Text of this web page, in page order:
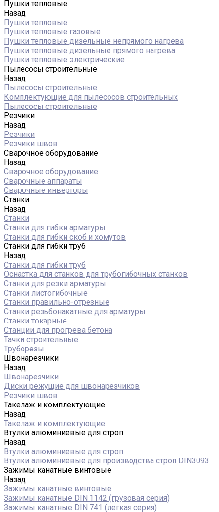
Пушки тепловые
Назад
Пушки тепловые
Пушки тепловые газовые
Пушки тепловые дизельные непрямого нагрева
Пушки тепловые дизельные прямого нагрева
Пушки тепловые электрические
Пылесосы строительные
Назад
Пылесосы строительные
Комплектующие для пылесосов строительных
Пылесосы строительные
Резчики
Назад
Резчики
Резчики швов
Сварочное оборудование
Назад
Сварочное оборудование
Сварочные аппараты
Сварочные инверторы
Станки
Назад
Станки
Станки для гибки арматуры
Станки для гибки скоб и хомутов
Станки для гибки труб
Назад
Станки для гибки труб
Оснастка для станков для трубогибочных станков
Станки для резки арматуры
Станки листогибочные
Станки правильно-отрезные
Станки резьбонакатные для арматуры
Станки токарные
Станции для прогрева бетона
Тачки строительные
Труборезы
Швонарезчики
Назад
Швонарезчики
Диски режущие для швонарезчиков
Резчики швов
Такелаж и комплектующие
Назад
Такелаж и комплектующие
Втулки алюминиевые для строп
Назад
Втулки алюминиевые для строп
Втулки алюминиевые для производства строп DIN3093
Зажимы канатные винтовые
Назад
Зажимы канатные винтовые
Зажимы канатные DIN 1142 (грузовая серия)
Зажимы канатные DIN 741 (легкая серия)